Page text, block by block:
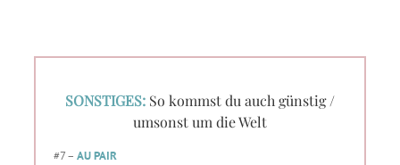
SONSTIGES: So kommst du auch günstig /
umsonst um die Welt
#7 – AU PAIR